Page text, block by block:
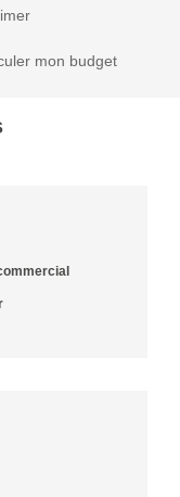
mon budget